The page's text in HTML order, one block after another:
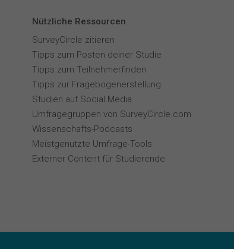
Nützliche Ressourcen
SurveyCircle zitieren
Tipps zum Posten deiner Studie
Tipps zum Teilnehmerfinden
Tipps zur Fragebogenerstellung
Studien auf Social Media
Umfragegruppen von SurveyCircle.com
Wissenschafts-Podcasts
Meistgenutzte Umfrage-Tools
Externer Content für Studierende